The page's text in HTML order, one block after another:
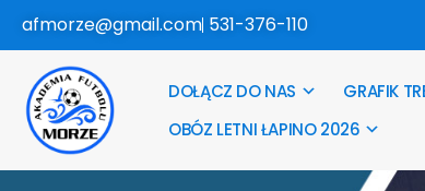
afmorze@gmail.com 531-376-110
DOŁĄCZ DO NAS GRAFIK
OBÓZ LETNI ŁAPINO 2026